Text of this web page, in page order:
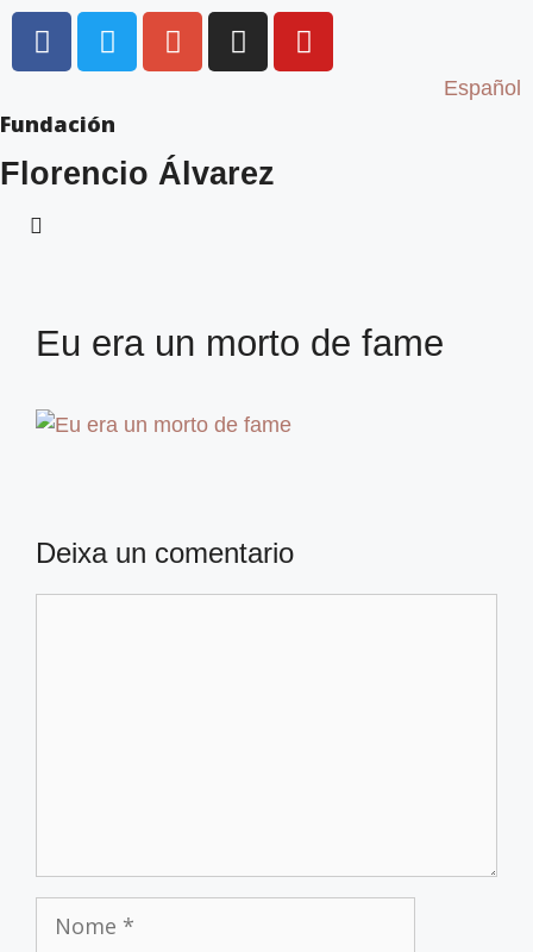
Español
Fundación
Florencio Álvarez
Eu era un morto de fame
Deixa un comentario